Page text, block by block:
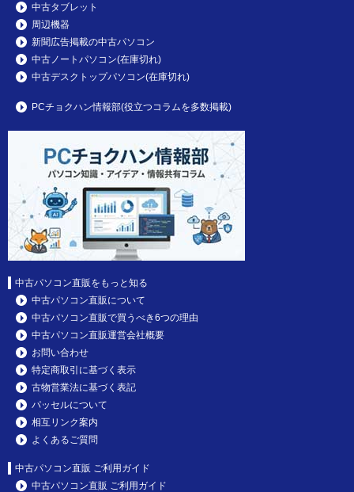
中古タブレット
周辺機器
新聞広告掲載の中古パソコン
中古ノートパソコン(在庫切れ)
中古デスクトップパソコン(在庫切れ)
PCチョクハン情報部(役立つコラムを多数掲載)
中古パソコン直販をもっと知る
中古パソコン直販について
中古パソコン直販で買うべき6つの理由
中古パソコン直販運営会社概要
お問い合わせ
特定商取引に基づく表示
古物営業法に基づく表記
パッセルについて
相互リンク案内
よくあるご質問
中古パソコン直販 ご利用ガイド
中古パソコン直販 ご利用ガイド